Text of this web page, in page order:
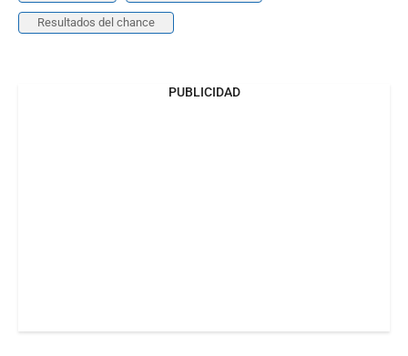
Resultados del chance
PUBLICIDAD